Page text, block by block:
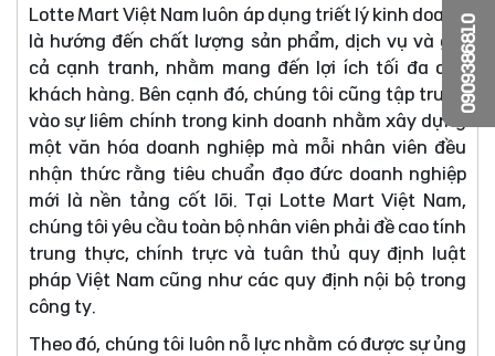
Lotte Mart Việt Nam luôn áp dụng triết lý kinh doanh
là hướng đến chất lượng sản phẩm, dịch vụ và giá
cả cạnh tranh, nhằm mang đến lợi ích tối đa cho
khách hàng. Bên cạnh đó, chúng tôi cũng tập trung
vào sự liêm chính trong kinh doanh nhằm xây dựng
một văn hóa doanh nghiệp mà mỗi nhân viên đều
nhận thức rằng tiêu chuẩn đạo đức doanh nghiệp
mới là nền tảng cốt lõi. Tại Lotte Mart Việt Nam,
chúng tôi yêu cầu toàn bộ nhân viên phải đề cao tính
trung thực, chính trực và tuân thủ quy định luật
pháp Việt Nam cũng như các quy định nội bộ trong
công ty.
Theo đó, chúng tôi luôn nỗ lực nhằm có được sự ủng
0909386810